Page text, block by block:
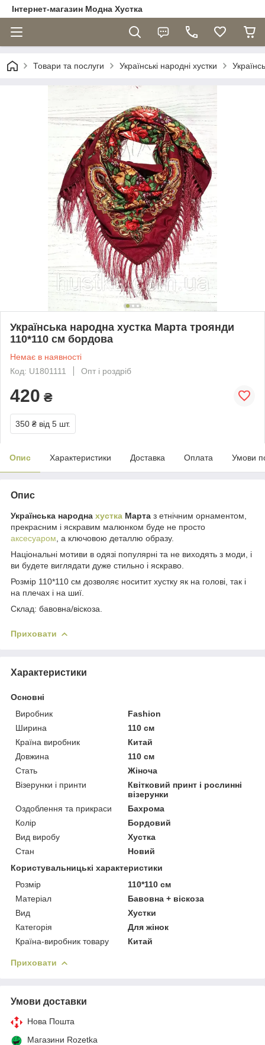
Інтернет-магазин Модна Хустка
Товари та послуги Українські народні хустки
Українська народна хустка Марта троянди
110*110 см бордова
Немає в наявності
Код: U1801111
Опт і роздріб
420 ₴
350 ₴ від 5 шт.
Опис Характеристики Доставка Оплата Умови
Опис
Українська народна хустка Марта з етнічним орнаментом,
прекрасним і яскравим малюнком буде не просто
аксесуаром , а ключовою деталлю образу.
Національні мотиви в одязі популярні та не виходять з моди, і
ви будете виглядати дуже стильно і яскраво.
Розмір 110*110 см дозволяє носитит хустку як на голові, так і
на плечах і на шиї.
Склад: бавовна/віскоза.
Приховати
Характеристики
Основні
Виробник
Fashion
Ширина
110 см
Країна виробник
Китай
Довжина
110 см
Стать
Жіноча
Візерунки і принти
Квітковий принт і рослинні
візерунки
Оздоблення та прикраси
Бахрома
Колір
Бордовий
Вид виробу
Хустка
Стан
Новий
Користувальницькі характеристики
Розмір
110*110 см
Матеріал
Бавовна + віскоза
Вид
Хустки
Категорія
Для жінок
Країна-виробник товару
Китай
Приховати
Умови доставки
Нова Пошта
Магазини Rozetka